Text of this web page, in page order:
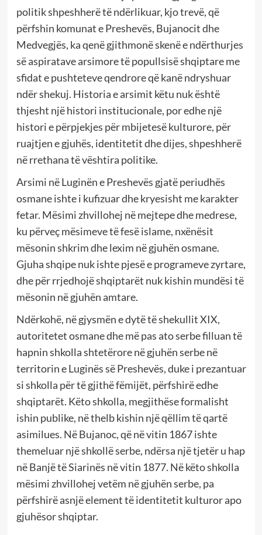
politik shpeshherë të ndërlikuar, kjo trevë, që
përfshin komunat e Preshevës, Bujanocit dhe
Medvegjës, ka qenë gjithmonë skenë e ndërthurjes
së aspiratave arsimore të popullsisë shqiptare me
sfidat e pushteteve qendrore që kanë ndryshuar
ndër shekuj. Historia e arsimit këtu nuk është
thjesht një histori institucionale, por edhe një
histori e përpjekjes për mbijetesë kulturore, për
ruajtjen e gjuhës, identitetit dhe dijes, shpeshherë
në rrethana të vështira politike.
Arsimi në Luginën e Preshevës gjatë periudhës
osmane ishte i kufizuar dhe kryesisht me karakter
fetar. Mësimi zhvillohej në mejtepe dhe medrese,
ku përveç mësimeve të fesë islame, nxënësit
mësonin shkrim dhe lexim në gjuhën osmane.
Gjuha shqipe nuk ishte pjesë e programeve zyrtare,
dhe për rrjedhojë shqiptarët nuk kishin mundësi të
mësonin në gjuhën amtare.
Ndërkohë, në gjysmën e dytë të shekullit XIX,
autoritetet osmane dhe më pas ato serbe filluan të
hapnin shkolla shtetërore në gjuhën serbe në
territorin e Luginës së Preshevës, duke i prezantuar
si shkolla për të gjithë fëmijët, përfshirë edhe
shqiptarët. Këto shkolla, megjithëse formalisht
ishin publike, në thelb kishin një qëllim të qartë
asimilues. Në Bujanoc, që në vitin 1867 ishte
themeluar një shkollë serbe, ndërsa një tjetër u hap
në Banjë të Siarinës në vitin 1877. Në këto shkolla
mësimi zhvillohej vetëm në gjuhën serbe, pa
përfshirë asnjë element të identitetit kulturor apo
gjuhësor shqiptar.